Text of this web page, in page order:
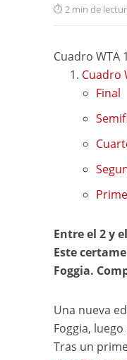
2 min de
Cuadro WTA
Cuadro
Final
Entre el 2 y
Este
Foggia.
Una nueva
Foggia,
Tras un